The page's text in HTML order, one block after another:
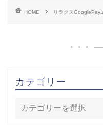
HOME リラクスGooglePay
カテゴリー